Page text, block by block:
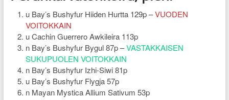
u Bay’s Bushyfur Hiiden Hurtta 129p –VUODEN
VOITOKKAIN
u Cachin Guerrero Awkileira 113p
n Bay’s Bushyfur Bygul 87p –VASTAKKAISEN
SUKUPUOLEN VOITOKKAIN
n Bay’s Bushyfur Izhi-Siwi 81p
u Bay’s Bushyfur Flygja 57p
n Mayan Mystica Allium Sativum 53p